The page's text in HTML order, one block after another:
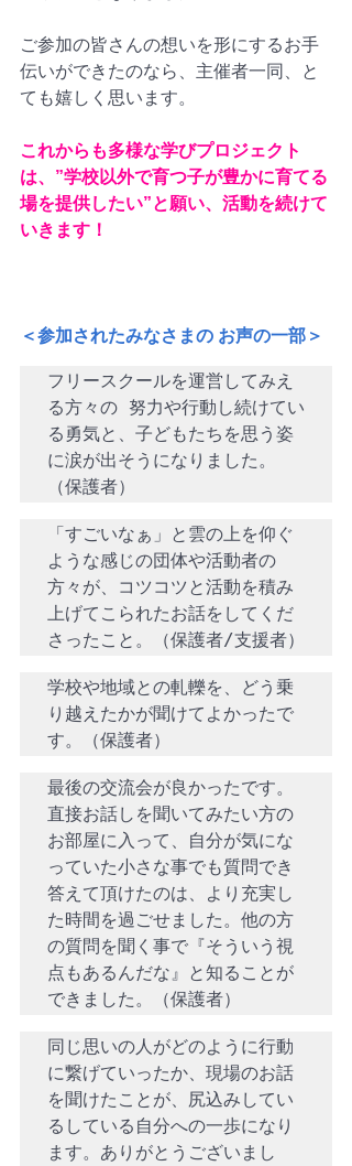
ご参加の皆さんの想いを形にするお手
伝いができたのなら、主催者一同、と
ても嬉しく思います。
これからも多様な学びプロジェクト
は、”学校以外で育つ子が​豊かに育てる
場を提供したい”と願い、活動を続けて
いきます！
＜参加されたみなさまの お声の一部＞
フリースクールを運営してみえ
る方々の 努力や行動し続けてい
る勇気と、子どもたちを思う姿
に涙が出そうになりました。
（保護者）
「すごいなぁ」と雲の上を仰ぐ
ような感じの団体や活動者の
方々が、コツコツと活動を積み
上げてこられたお話をしてくだ
さったこと。（保護者/支援者）
学校や地域との軋轢を、どう乗
り越えたかが聞けてよかったで
す。（保護者）
最後の交流会が良かったです。
直接お話しを聞いてみたい方の
お部屋に入って、自分が気にな
っていた小さな事でも質問でき
答えて頂けたのは、より充実し
た時間を過ごせました。他の方
の質問を聞く事で『そういう視
点もあるんだな』と知ることが
できました。（保護者）
同じ思いの人がどのように行動
に繋げていったか、現場のお話
を聞けたことが、尻込みしてい
るしている自分への一歩になり
ます。ありがとうございまし